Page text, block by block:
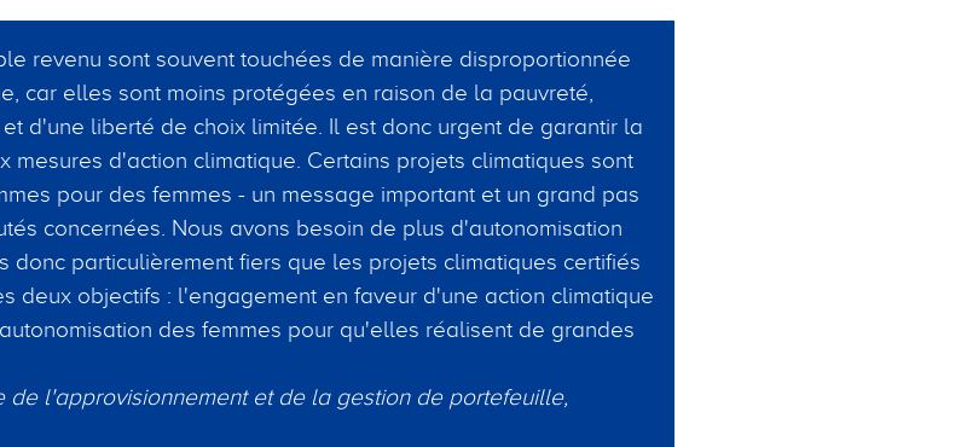
revenu sont souvent touchées de manière disproportionnée
car elles sont moins protégées en raison de la pauvreté,
d'une liberté de choix limitée. Il est donc urgent de garantir la
mesures d'action climatique. Certains projets climatiques sont
pour des femmes - un message important et un grand pas
concernées. Nous avons besoin de plus d'autonomisation
donc particulièrement fiers que les projets climatiques certifiés
deux objectifs : l'engagement en faveur d'une action climatique
des femmes pour qu'elles réalisent de grandes
de l'approvisionnement et de la gestion de portefeuille,